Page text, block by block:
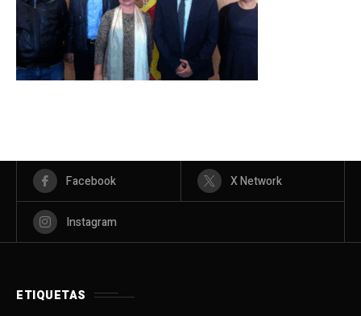
Facebook X Network
Instagram
ETIQUETAS